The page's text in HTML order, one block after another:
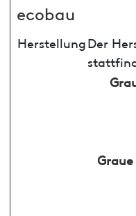
ecobau
HerstellungDer